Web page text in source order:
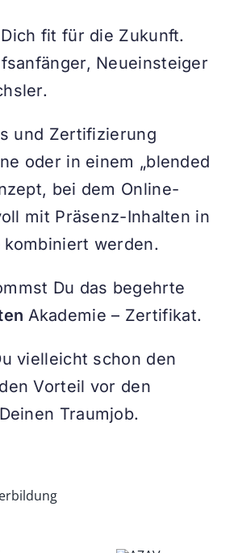
fit für die Zukunft.
Neueinsteiger
und Zertifizierung
oder in einem „blended
bei dem Online-
mit Präsenz-Inhalten in
kombiniert werden.
Du das begehrte
Akademie – Zertifikat.
vielleicht schon den
Vorteil vor den
Traumjob.